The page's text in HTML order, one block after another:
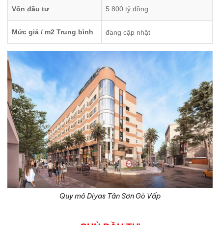
Vốn đầu tư 5.800 tỷ đồng
Mức giá / m2 Trung bình đang cập nhật
Quy mô Diyas Tân Sơn Gò Vấp